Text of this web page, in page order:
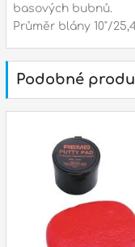
pondělí – pátek :
neděle :ZAVŘENO
státní svátky :
basových bubnů.
Průměr blány 10"/
Podobné